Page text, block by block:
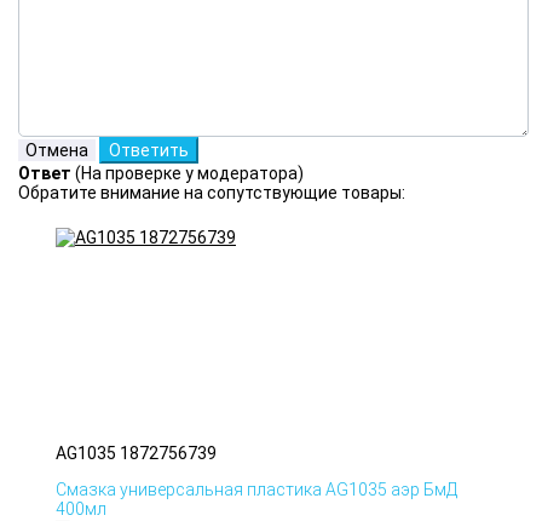
Ответ (На проверке у модератора)
Обратите внимание на сопутствующие товары:
AG1035 1872756739
Смазка универсальная пластика AG1035 аэр БмД
400мл